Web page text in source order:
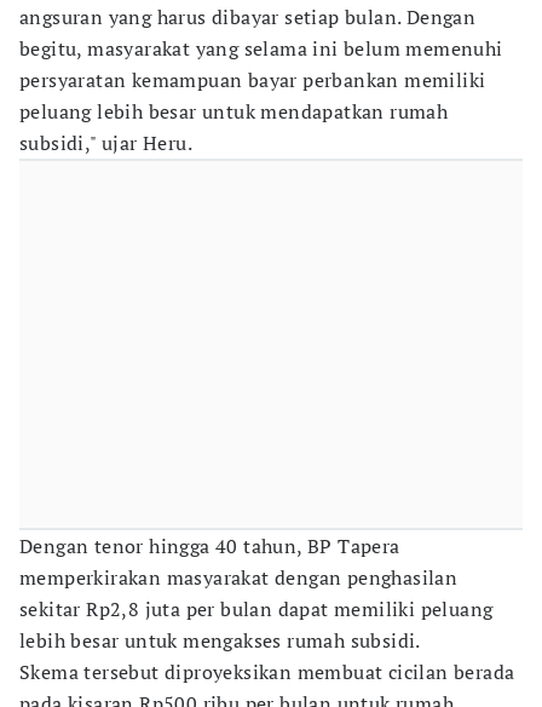
angsuran yang harus dibayar setiap bulan. Dengan
begitu, masyarakat yang selama ini belum memenuhi
persyaratan kemampuan bayar perbankan memiliki
peluang lebih besar untuk mendapatkan rumah
subsidi," ujar Heru.
Dengan tenor hingga 40 tahun, BP Tapera
memperkirakan masyarakat dengan penghasilan
sekitar Rp2,8 juta per bulan dapat memiliki peluang
lebih besar untuk mengakses rumah subsidi.
Skema tersebut diproyeksikan membuat cicilan berada